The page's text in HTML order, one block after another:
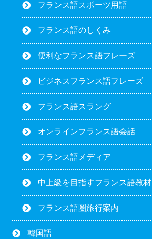
フランス語スポーツ用語
フランス語のしくみ
便利なフランス語フレーズ
ビジネスフランス語フレーズ
フランス語スラング
オンラインフランス語会話
フランス語メディア
中上級を目指すフランス語教材
フランス語圏旅行案内
韓国語